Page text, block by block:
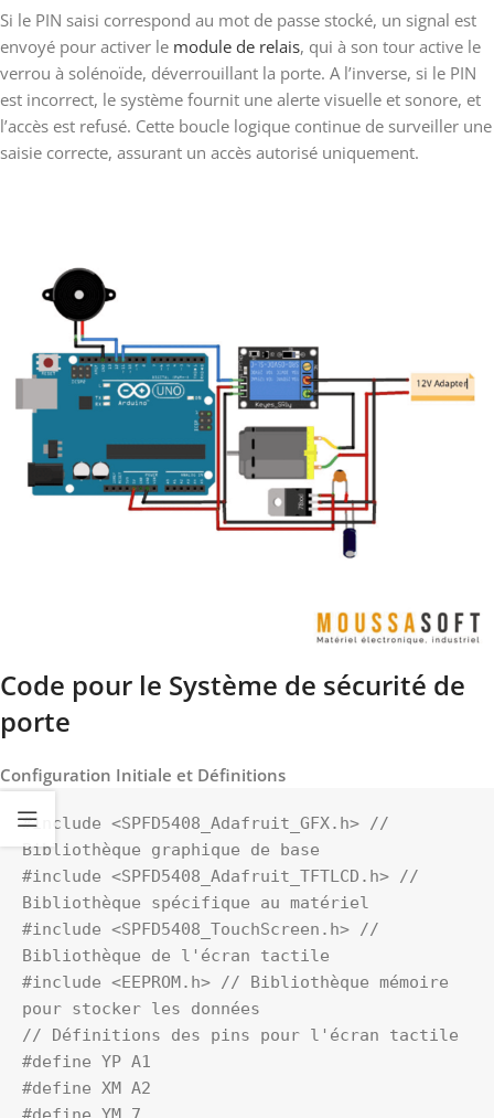
Si le PIN saisi correspond au mot de passe stocké, un signal est
envoyé pour activer le module de relais, qui à son tour active le
verrou à solénoïde, déverrouillant la porte. A l’inverse, si le PIN
est incorrect, le système fournit une alerte visuelle et sonore, et
l’accès est refusé. Cette boucle logique continue de surveiller une
saisie correcte, assurant un accès autorisé uniquement.
Code pour le Système de sécurité de
porte
Configuration Initiale et Définitions
#include <SPFD5408_Adafruit_GFX.h> //
Bibliothèque graphique de base
#include <SPFD5408_Adafruit_TFTLCD.h> //
Bibliothèque spécifique au matériel
#include <SPFD5408_TouchScreen.h> //
Bibliothèque de l'écran tactile
#include <EEPROM.h> // Bibliothèque mémoire
pour stocker les données
// Définitions des pins pour l'écran tactile
#define YP A1
#define XM A2